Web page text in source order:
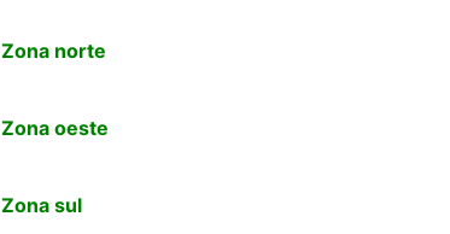
Zona norte
Zona oeste
Zona sul